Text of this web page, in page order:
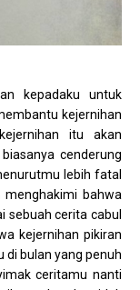
kepadaku untuk
kejernihan
itu akan
cenderung
lebih fatal
menghakimi bahwa
sebuah cerita cabul
kejernihan pikiran
di bulan yang penuh
ceritamu nanti